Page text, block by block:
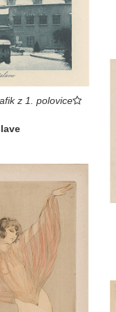
z 1. polovice